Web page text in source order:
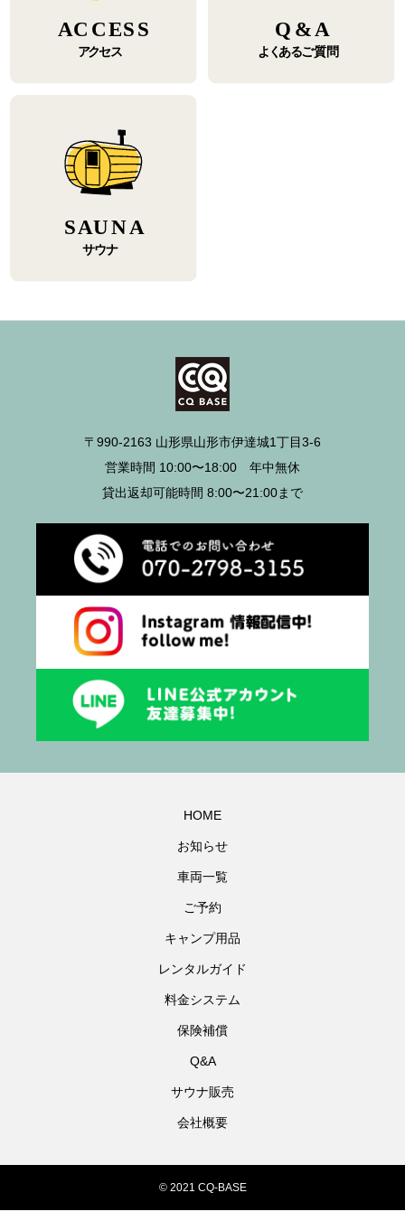
〒990-2163 山形県山形市伊達城1丁目3-6
営業時間 10:00〜18:00 年中無休
貸出返却可能時間 8:00〜21:00まで
HOME
お知らせ
車両一覧
ご予約
キャンプ用品
レンタルガイド
料金システム
保険補償
Q&A
サウナ販売
会社概要
© 2021 CQ-BASE